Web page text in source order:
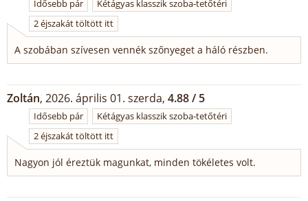
Idősebb pár
Kétágyas klasszik szoba-tetőtéri
2 éjszakát töltött itt
A szobában szívesen vennék szőnyeget a háló részben.
Zoltán, 2026. április 01. szerda, 4.88 / 5
Idősebb pár
Kétágyas klasszik szoba-tetőtéri
2 éjszakát töltött itt
Nagyon jól éreztük magunkat, minden tökéletes volt.